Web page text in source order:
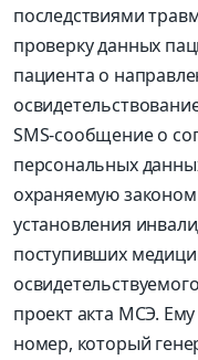
последствиями
проверку данных
пациента о
SMS-сообщение о
персональных
охраняемую
установления
поступивших
проект акта МСЭ.
номер, который